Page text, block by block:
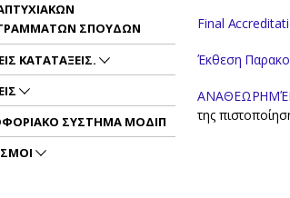
Final
Έκθεση
της
ΣΠΟΥΔΩΝ
ΚΑΤΑΤΑΞΕΙΣ.
ΣΥΣΤΗΜΑ ΜΟΔΙΠ